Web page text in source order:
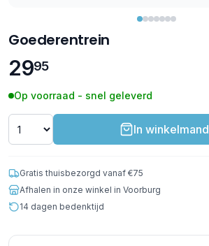
Goederentrein
2995
Op voorraad - snel geleverd
In winkelmand
Gratis thuisbezorgd vanaf €75
Afhalen in onze winkel in Voorburg
14 dagen bedenktijd